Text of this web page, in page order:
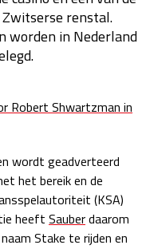
zo 21:00 - 23:00
zo 18:00 - 20:00
za 05:00 - 06:00
zo 05:00 - 07:00
04 - 06 dec
renstal.
worden in Nederland
Robert Shwartzman in
wordt geadverteerd
het bereik en de
(KSA)
heeft Sauberdaarom
Stake te rijden en